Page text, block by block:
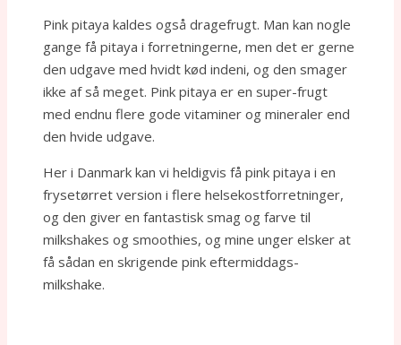
Pink pitaya kaldes også dragefrugt. Man kan nogle
gange få pitaya i forretningerne, men det er gerne
den udgave med hvidt kød indeni, og den smager
ikke af så meget. Pink pitaya er en super-frugt
med endnu flere gode vitaminer og mineraler end
den hvide udgave.
Her i Danmark kan vi heldigvis få pink pitaya i en
frysetørret version i flere helsekostforretninger,
og den giver en fantastisk smag og farve til
milkshakes og smoothies, og mine unger elsker at
få sådan en skrigende pink eftermiddags-
milkshake.